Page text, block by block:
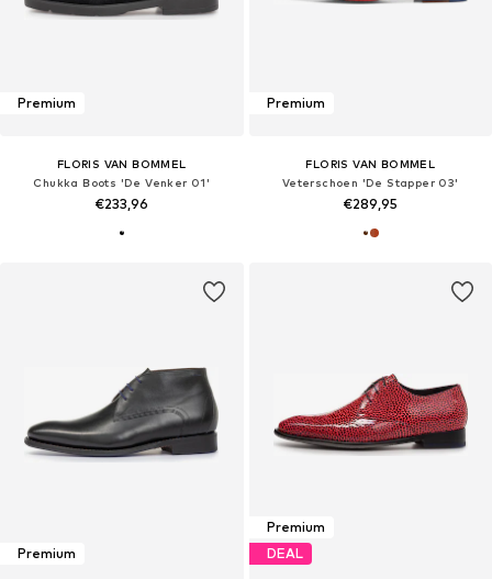
Premium
FLORIS VAN BOMMEL
Chukka Boots 'De Venker 01'
€233,96
Premium
FLORIS VAN BOMMEL
Veterschoen 'De Stapper 03'
€289,95
Premium
Premium
DEAL